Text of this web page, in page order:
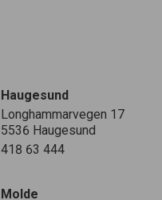
Haugesund
Longhammarvegen 17
5536 Haugesund
418 63 444
Molde